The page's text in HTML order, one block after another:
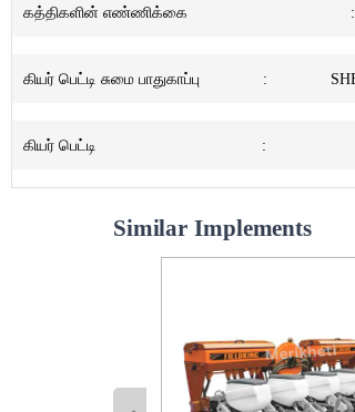
கத்திகளின் எண்ணிக்கை :
கியர் பெட்டி சுமை பாதுகாப்பு :
கியர் பெட்டி :
Similar Implements